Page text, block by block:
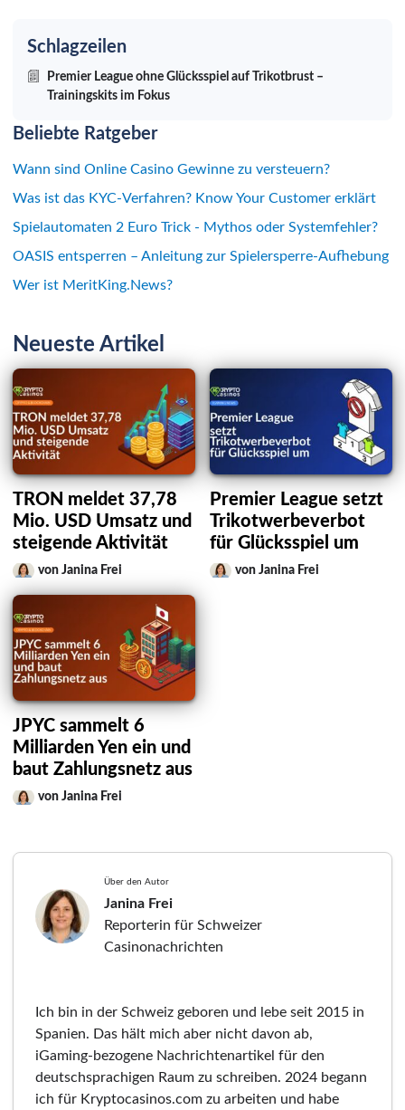
Schlagzeilen
Premier League ohne Glücksspiel auf Trikotbrust –
Trainingskits im Fokus
Beliebte Ratgeber
Wann sind Online Casino Gewinne zu versteuern?
Was ist das KYC-Verfahren? Know Your Customer erklärt
Spielautomaten 2 Euro Trick - Mythos oder Systemfehler?
OASIS entsperren – Anleitung zur Spielersperre-Aufhebung
Wer ist MeritKing.News?
Neueste Artikel
TRON meldet 37,78
Mio. USD Umsatz und
steigende Aktivität
von Janina Frei
Premier League setzt
Trikotwerbeverbot
für Glücksspiel um
von Janina Frei
JPYC sammelt 6
Milliarden Yen ein und
baut Zahlungsnetz aus
von Janina Frei
Über den Autor
Janina Frei
Reporterin für Schweizer
Casinonachrichten
Ich bin in der Schweiz geboren und lebe seit 2015 in
Spanien. Das hält mich aber nicht davon ab,
iGaming-bezogene Nachrichtenartikel für den
deutschsprachigen Raum zu schreiben. 2024 begann
ich für Kryptocasinos.com zu arbeiten und habe